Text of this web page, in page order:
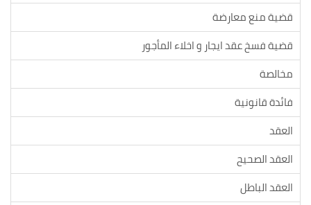
قضية منع معارضة
قضية فسخ عقد ايجار و اخلاء المأجور
مخالصة
فائدة قانونية
العقد
العقد الصحيح
العقد الباطل